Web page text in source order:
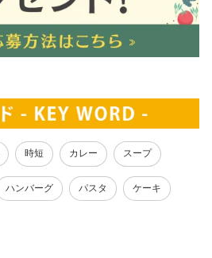
時短 カレー スープ
ハンバーグ パスタ ケーキ